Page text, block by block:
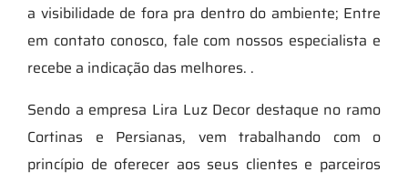
a visibilidade de fora pra dentro do ambiente; Entre
em contato conosco, fale com nossos especialista e
recebe a indicação das melhores. .
Sendo a empresa Lira Luz Decor destaque no ramo
Cortinas e Persianas, vem trabalhando com o
princípio de oferecer aos seus clientes e parceiros